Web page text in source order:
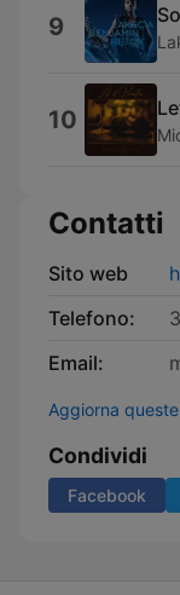
9
10
Contatti
Sito web
Telefono:
Email:
Aggiorna
Condividi
Facebook